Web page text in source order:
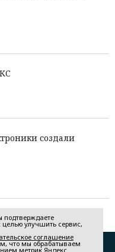
создали
подтверждаете
улучшить сервис,
соглашение
что мы обрабатываем
метрик Яндекс